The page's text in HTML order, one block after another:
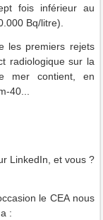
fois inférieur au
Bq/litre).
les premiers rejets
radiologique sur la
mer contient, en
40...
LinkedIn, et vous ?
le CEA nous
: